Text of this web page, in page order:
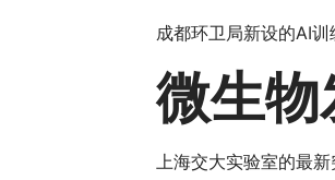
成都环卫局新设的AI
微生
上海交大实验室的最